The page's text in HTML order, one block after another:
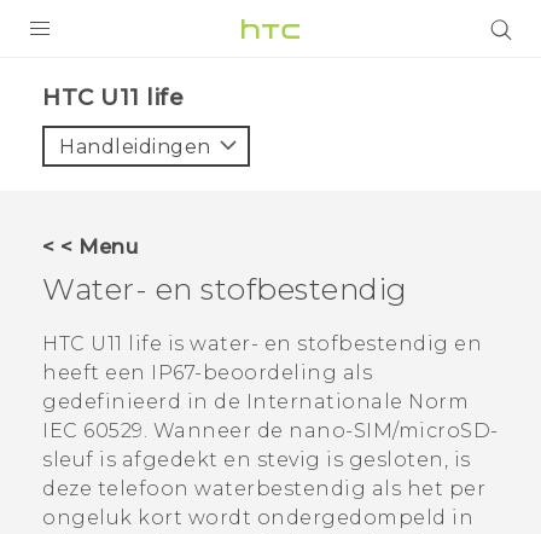
VIVE
HTC Club
SUPPORT
HTC-apparaten & -accessoires
VIVERSE
Aanmelden
HTC U11 life‎
Handleidingen
< < Menu
Water- en stofbestendig
HTC U11 life is water- en stofbestendig en
heeft een IP67-beoordeling als
gedefinieerd in de Internationale Norm
IEC 60529. Wanneer de nano-SIM/microSD-
sleuf is afgedekt en stevig is gesloten, is
deze telefoon waterbestendig als het per
ongeluk kort wordt ondergedompeld in